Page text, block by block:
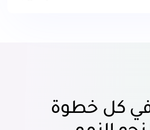
كل خطوة